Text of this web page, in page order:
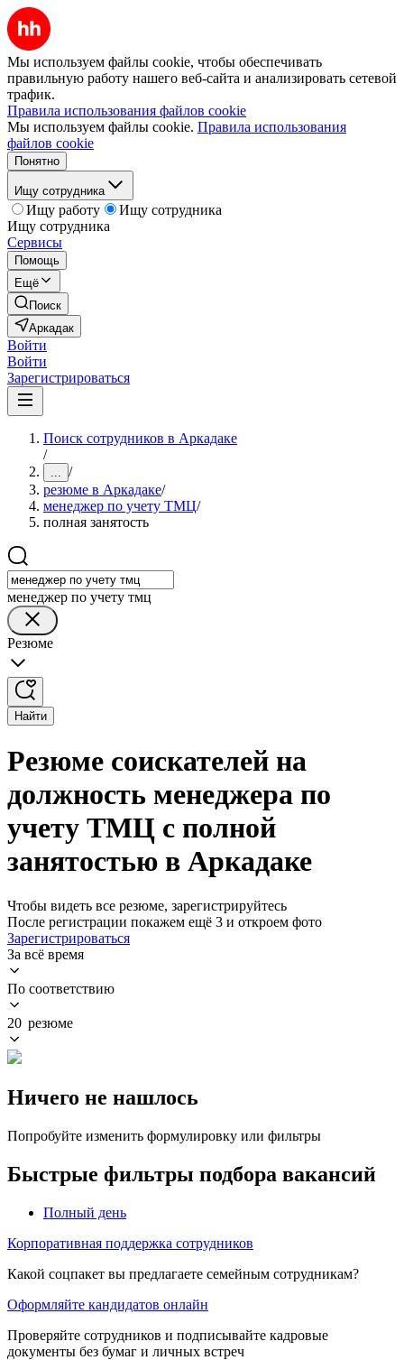
Мы используем файлы cookie, чтобы обеспечивать
правильную работу нашего веб-сайта и анализировать сетевой
трафик.
Правила использования файлов cookie
Мы используем файлы cookie. Правила использования
файлов cookie
Понятно
Ищу сотрудника
Ищу работу
Ищу сотрудника
Ищу сотрудника
Сервисы
Помощь
Ещё
Поиск
Аркадак
Войти
Войти
Зарегистрироваться
Поиск сотрудников в Аркадаке
/
... /
резюме в Аркадаке/
менеджер по учету ТМЦ/
полная занятость
менеджер по учету тмц
Резюме
Найти
Резюме соискателей на
должность менеджера по
учету ТМЦ с полной
занятостью в Аркадаке
Чтобы видеть все резюме, зарегистрируйтесь
После регистрации покажем ещё 3 и откроем фото
Зарегистрироваться
За всё время
По соответствию
20 резюме
Ничего не нашлось
Попробуйте изменить формулировку или фильтры
Быстрые фильтры подбора вакансий
Полный день
Корпоративная поддержка сотрудников
Какой соцпакет вы предлагаете семейным сотрудникам?
Оформляйте кандидатов онлайн
Проверяйте сотрудников и подписывайте кадровые
документы без бумаг и личных встреч